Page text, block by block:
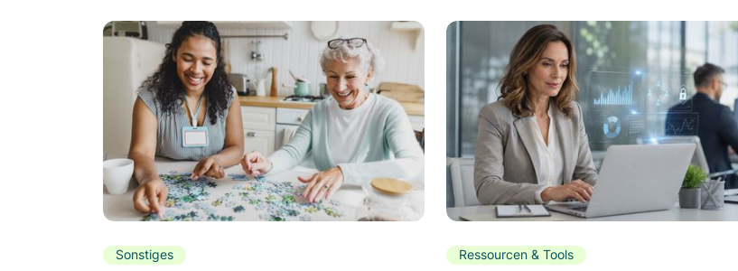
Sonstiges Ressourcen & Tools